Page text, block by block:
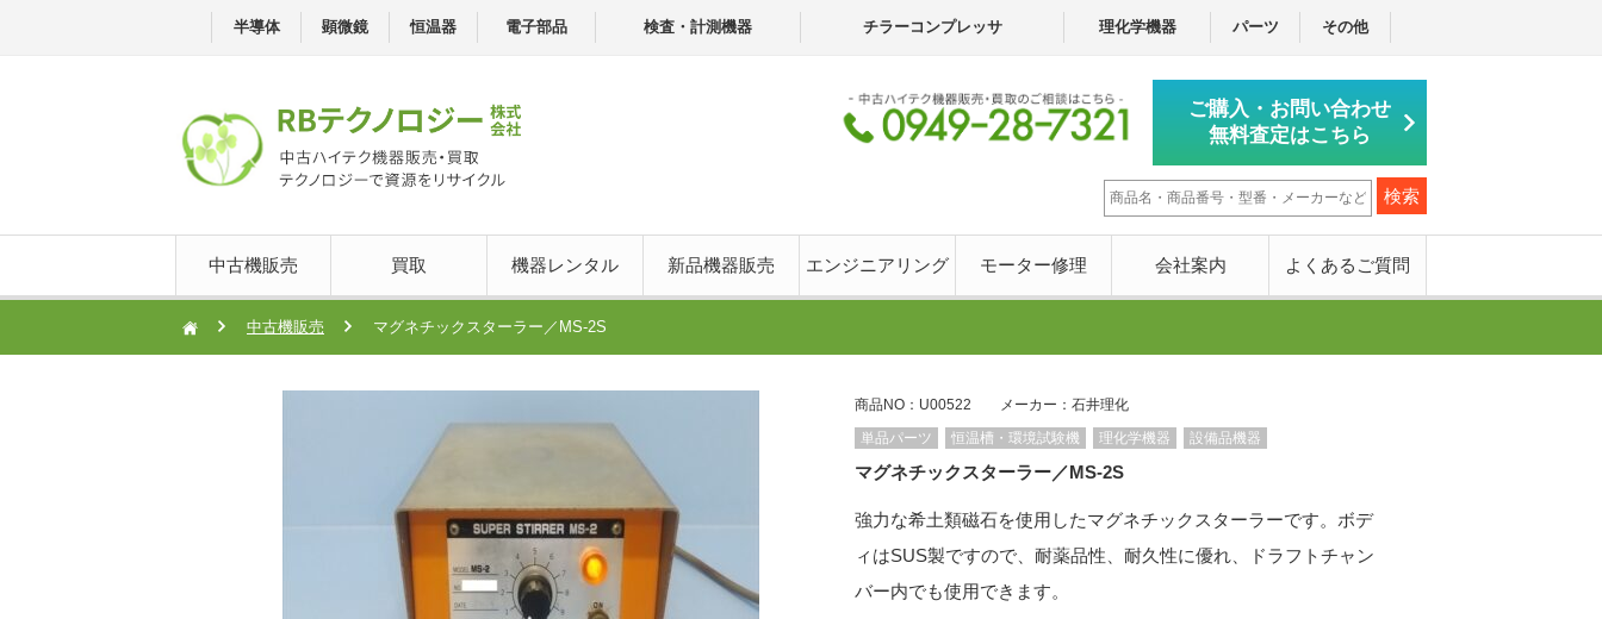
半導体 顕微鏡 恒温器 電子部品 検査・計測機器 チラーコンプレッサ 理化学機器 パーツ その他
ご購入・お問い合わせ
無料査定はこちら
中古機販売 買取 機器レンタル 新品機器販売 エンジニアリング モーター修理 会社案内 よくあるご質問
中古機販売 マグネチックスターラー／MS-2S
商品NO：U00522 メーカー：石井理化
単品パーツ
恒温槽・環境試験機 理化学機器 設備品機器
マグネチックスターラー／MS-2S
強力な希土類磁石を使用したマグネチックスターラーです。ボデ
ィはSUS製ですので、耐薬品性、耐久性に優れ、ドラフトチャン
バー内でも使用できます。